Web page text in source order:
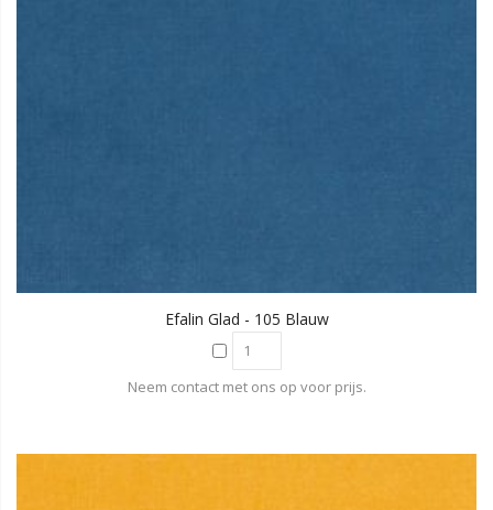
Efalin Glad - 105 Blauw
Neem contact met ons op voor prijs.